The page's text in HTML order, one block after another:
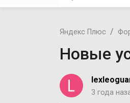
Яндекс Плюс
Новые
3 года